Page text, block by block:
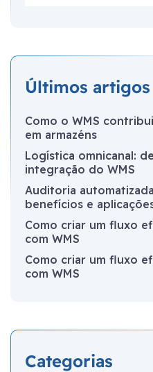
Últimos artigos
Como o WMS
em armazéns
Logística omnicanal:
integração do WMS
Auditoria
benefícios e
Como criar um fluxo
com WMS
Como criar um fluxo
com WMS
Categorias